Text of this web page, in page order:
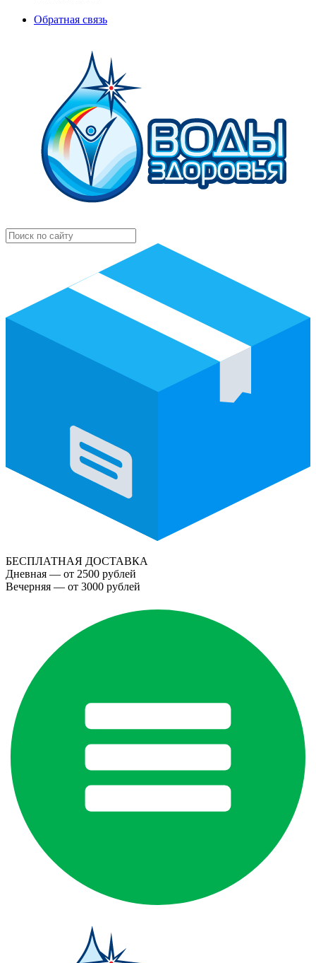
Обратная связь
БЕСПЛАТНАЯ ДОСТАВКА
Дневная — от 2500 рублей
Вечерняя — от 3000 рублей